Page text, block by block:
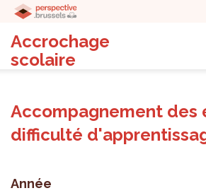
Accrochage
scolaire
Accompagnement des
difficulté
Année